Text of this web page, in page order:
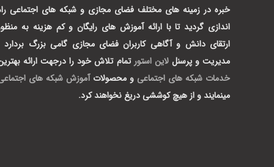
خبره در زمینه های مختلف فضای مجازی و شبکه های اجتماعی
اندازی گردید تا با ارائه آموزش های رایگان و کم هزینه به
ارتقای دانش و آگاهی کاربران فضای مجازی گامی بزرگ
مدیریت و پرسنللاین استور تمام تلاش خود را درجهت ارائه
خدمات شبکه های اجتماعی و محصولات آموزش شبکه های
مینمایند و از هیچ کوششی دریغ نخواهند کرد.